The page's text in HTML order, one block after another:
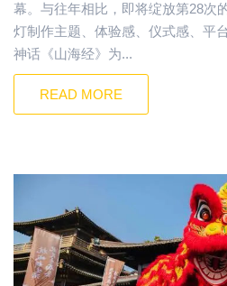
幕。与往年相比，即将绽放第28次
灯制作主题、体验感、仪式感、
神话《山海经》为...
READ MORE